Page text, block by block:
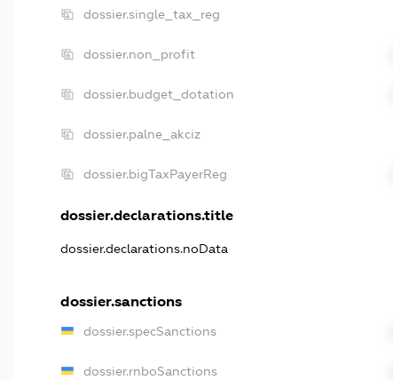
dossier.single_tax_reg
dossier.non_profit
dossier.budget_dotation
dossier.palne_akciz
dossier.bigTaxPayerReg
dossier.declarations.title
dossier.declarations.noData
dossier.sanctions
dossier.specSanctions
dossier.rnboSanctions